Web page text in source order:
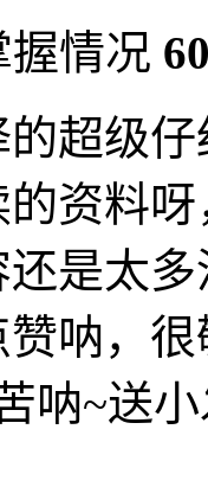
握情况
超级
资料
还是太
呐，
呐~送